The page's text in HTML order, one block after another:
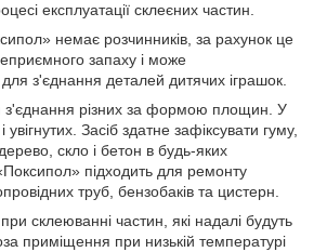
експлуатації склеєних частин.
немає розчинників, за рахунок це
запаху і може
з'єднання деталей дитячих іграшок.
з'єднання різних за формою площин. У
увігнутих. Засіб здатне зафіксувати гуму,
скло і бетон в будь-яких
підходить для ремонту
труб, бензобаків та цистерн.
склеюванні частин, які надалі будуть
приміщення при низькій температурі